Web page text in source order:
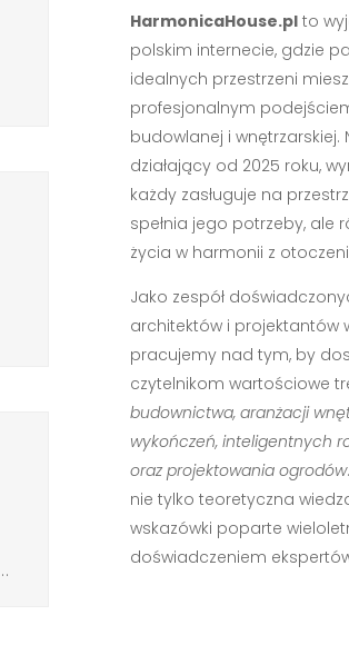
HarmonicaHouse.plto
polskim internecie, gdzie
idealnych przestrzeni
profesjonalnym
budowlanej i wnętrzarskiej.
działający od 2025 roku,
każdy zasługuje na
spełnia jego potrzeby, ale
życia w harmonii z
Jako zespół
architektów i projektantów
pracujemy nad tym, by
czytelnikom wartościowe
budownictwa, aranżacji
wykończeń, inteligentnych
oraz projektowania ogrodów
nie tylko teoretyczna
wskazówki poparte
doświadczeniem